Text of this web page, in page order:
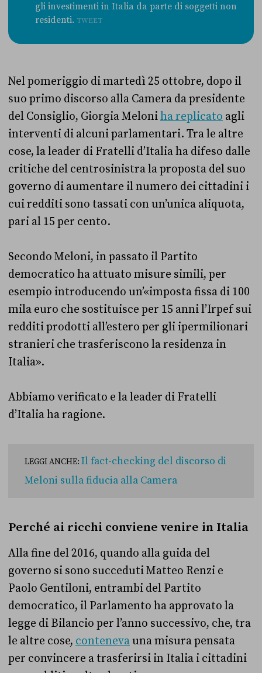
gli investimenti in Italia da parte di soggetti non
residenti. TWEET
Nel pomeriggio di martedì 25 ottobre, dopo il
suo primo discorso alla Camera da presidente
del Consiglio, Giorgia Meloniha replicato agli
interventi di alcuni parlamentari. Tra le altre
cose, la leader di Fratelli d’Italia ha difeso dalle
critiche del centrosinistra la proposta del suo
governo di aumentare il numero dei cittadini i
cui redditi sono tassati con un’unica aliquota,
pari al 15 per cento.
Secondo Meloni, in passato il Partito
democratico ha attuato misure simili, per
esempio introducendo un’«imposta fissa di 100
mila euro che sostituisce per 15 anni l’Irpef sui
redditi prodotti all’estero per gli ipermilionari
stranieri che trasferiscono la residenza in
Italia».
Abbiamo verificato e la leader di Fratelli
d’Italia ha ragione.
LEGGI ANCHE: Il fact-checking del discorso di
Meloni sulla fiducia alla Camera
Perché ai ricchi conviene venire in Italia
Alla fine del 2016, quando alla guida del
governo si sono succeduti Matteo Renzi e
Paolo Gentiloni, entrambi del Partito
democratico, il Parlamento ha approvato la
legge di Bilancio per l’anno successivo, che, tra
le altre cose, contenevauna misura pensata
per convincere a trasferirsi in Italia i cittadini